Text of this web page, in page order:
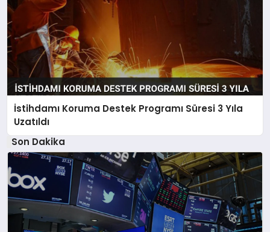
İstihdamı Koruma Destek Programı Süresi 3 Yıla
Uzatıldı
Son Dakika